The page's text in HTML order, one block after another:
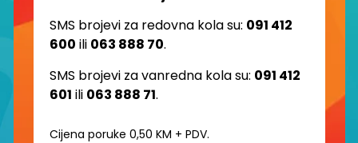
SMS brojevi za redovna kola su: 091 412
600 ili 063 888 70.
SMS brojevi za vanredna kola su: 091 412
601 ili 063 888 71.
Cijena poruke 0,50 KM + PDV.